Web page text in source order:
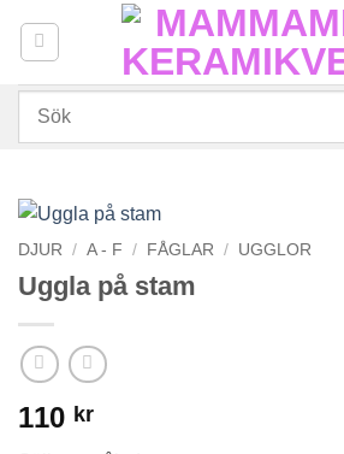
DJUR / A - F / FÅGLAR / UGGLOR
Uggla på stam
110 kr